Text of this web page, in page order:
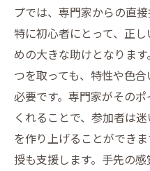
プでは、専門家からの直
特に初心者にとって、正
めの大きな助けとなりま
つを取っても、特性や色
必要です。専門家がその
くれることで、参加者は
を作り上げることができ
授も支援します。手先の